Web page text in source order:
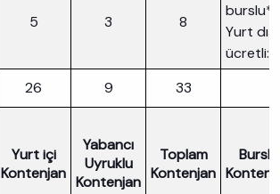
5 3 8
burslu*:
Yurt dışı
ücretli: 3
26 9 33
Yurt içi
Kontenjan
Yabancı
Uyruklu
Kontenjan
Toplam
Kontenjan
Burslu